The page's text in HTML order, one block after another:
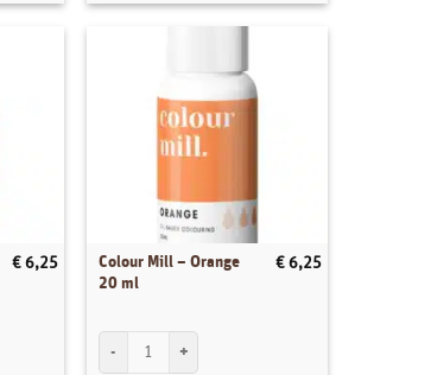
€6,25
Colour Mill – Orange
20 ml
€ 6,25